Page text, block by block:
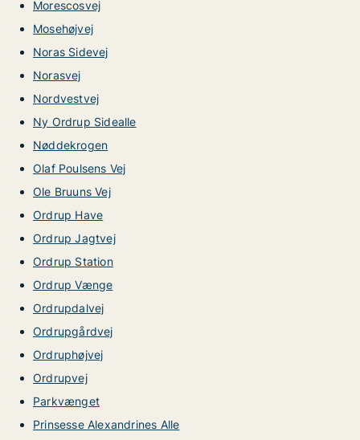
Morescosvej
Mosehøjvej
Noras Sidevej
Norasvej
Nordvestvej
Ny Ordrup Sidealle
Nøddekrogen
Olaf Poulsens Vej
Ole Bruuns Vej
Ordrup Have
Ordrup Jagtvej
Ordrup Station
Ordrup Vænge
Ordrupdalvej
Ordrupgårdvej
Ordruphøjvej
Ordrupvej
Parkvænget
Prinsesse Alexandrines Alle